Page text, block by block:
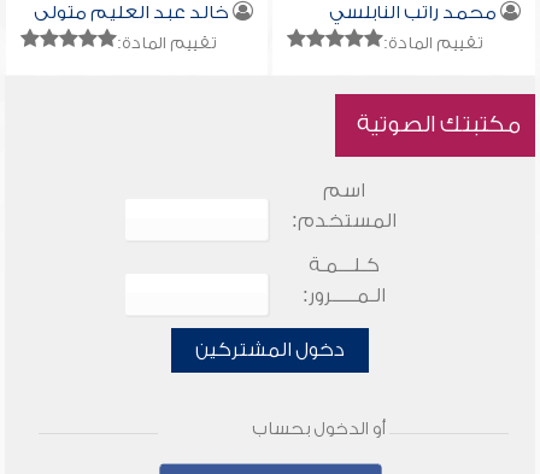
محمد راتب النابلسي
تقييم المادة:
عليهم حينما لم
يعطهم من غنائمها
خالد عبد العليم متولى
تقييم المادة:
مكتبتك الصوتية
اسم
المستخدم:
كـلـــمـة
الـمـــــرور:
دخول المشتركين
أو الدخول بحساب